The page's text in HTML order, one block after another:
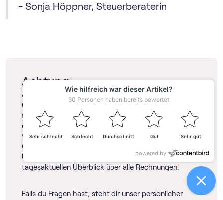
- Sonja Höppner, Steuerberaterin
Achtung:
Als ( Neu-)Gründerjonglierst du täglich mit vielen
unterschiedlichen Themen. Da wird die Buchhaltung
schnell zur Herausforderung.Mit sevdesk erledigst du
deine Buchhaltung einfach und schnell– auch ohne
viel Vorwissen. Die intelligenteBuch­haltungs­software
unterstützt dich und wächst mit dir und deinem
Unternehmen mit. Du behältst stets den
tagesaktuellen Überblick über alle Rechnungen.
Falls du Fragen hast, steht dir unser persönlicher